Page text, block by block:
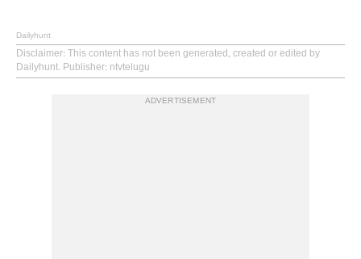
Dailyhunt
Disclaimer: This content has not been generated, created or edited by
Dailyhunt. Publisher: ntvtelugu
ADVERTISEMENT